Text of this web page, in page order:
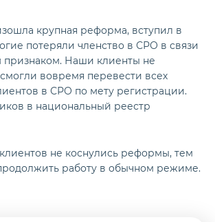
крупная реформа, вступил в
потеряли членство в СРО в связи
признаком. Наши клиенты не
вовремя перевести всех
в СРО по мету регистрации.
в национальный реестр
не коснулись реформы, тем
работу в обычном режиме.